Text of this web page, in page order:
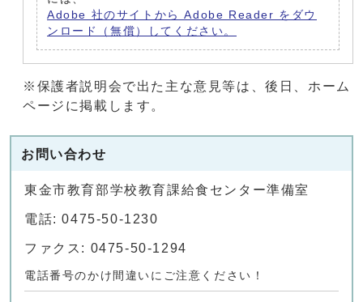
Adobe 社のサイトから Adobe Reader をダウ
ンロード（無償）してください。
※保護者説明会で出た主な意見等は、後日、ホーム
ページに掲載します。
お問い合わせ
東金市教育部学校教育課給食センター準備室
電話: 0475-50-1230
ファクス: 0475-50-1294
電話番号のかけ間違いにご注意ください！